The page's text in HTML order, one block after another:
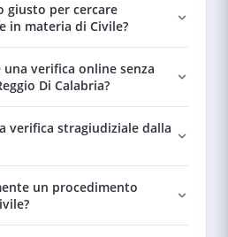
giusto per cercare
in materia di Civile?
verifica online senza
Di Calabria?
verifica stragiudiziale dalla
un procedimento